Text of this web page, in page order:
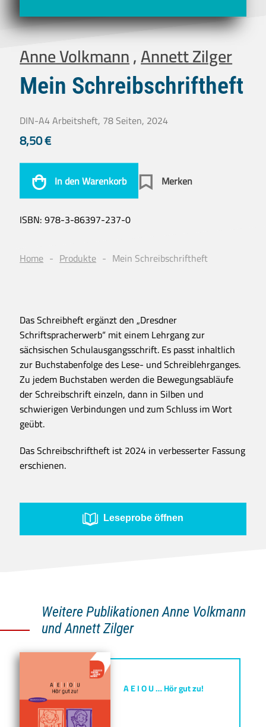
Anne Volkmann,Annett Zilger
Mein Schreibschriftheft
DIN-A4 Arbeitsheft, 78 Seiten, 2024
8,50€
In den Warenkorb Merken
ISBN:978-3-86397-237-0
Home Produkte Mein Schreibschriftheft
Das Schreibheft ergänzt den „Dresdner
Schriftspracherwerb“ mit einem Lehrgang zur
sächsischen Schulausgangsschrift. Es passt inhaltlich
zur Buchstabenfolge des Lese- und Schreiblehrganges.
Zu jedem Buchstaben werden die Bewegungsabläufe
der Schreibschrift einzeln, dann in Silben und
schwierigen Verbindungen und zum Schluss im Wort
geübt.
Das Schreibschriftheft ist 2024 in verbesserter Fassung
erschienen.
Leseprobe öffnen
Weitere Publikationen Anne Volkmann
und Annett Zilger
A E I O U … Hör gut zu!